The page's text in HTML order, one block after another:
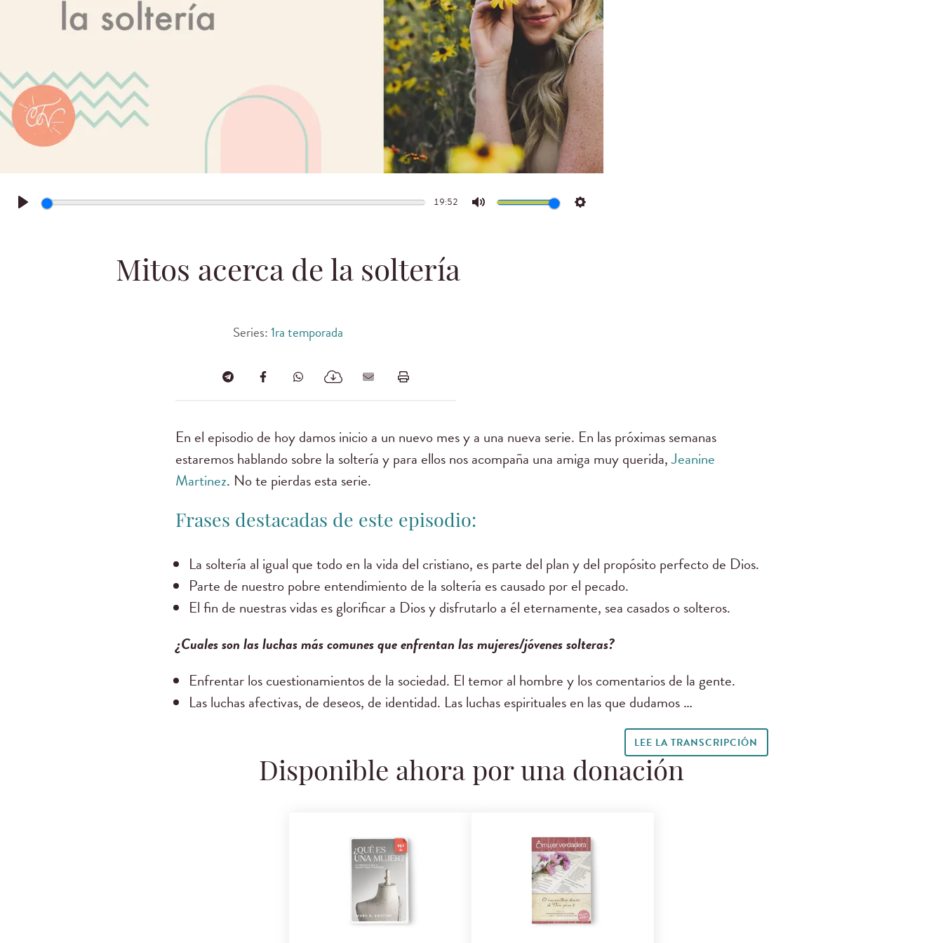
Play
19:52
Mute Settings
Mitos acerca de la soltería
Series:1ra temporada
En el episodio de hoy damos inicio a un nuevo mes y a una nueva serie. En las próximas semanas
estaremos hablando sobre la soltería y para ellos nos acompaña una amiga muy querida,Jeanine
Martinez. No te pierdas esta serie.
Frases destacadas de este episodio:
La soltería al igual que todo en la vida del cristiano, es parte del plan y del propósito perfecto de Dios.
Parte de nuestro pobre entendimiento de la soltería es causado por el pecado.
El fin de nuestras vidas es glorificar a Dios y disfrutarlo a él eternamente, sea casados o solteros.
¿Cuales son las luchas más comunes que enfrentan las mujeres/jóvenes solteras?
Enfrentar los cuestionamientos de la sociedad. El temor al hombre y los comentarios de la gente.
Las luchas afectivas, de deseos, de identidad. Las luchas espirituales en las que dudamos …
LEE LA TRANSCRIPCIÓN
Disponible ahora por una donación